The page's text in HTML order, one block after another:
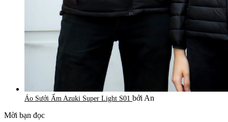
Áo Sưởi Ấm Azuki Super Light S01 bởi An
Mời bạn đọc